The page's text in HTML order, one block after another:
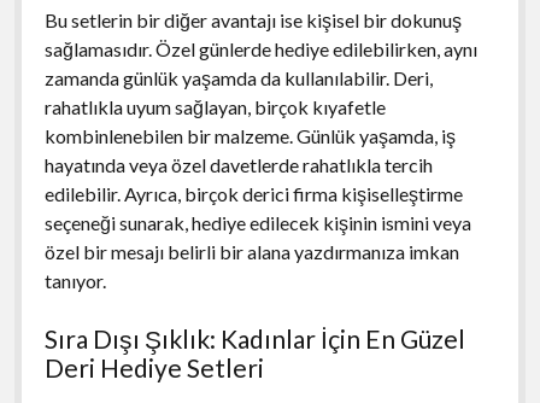
Bu setlerin bir diğer avantajı ise kişisel bir dokunuş
sağlamasıdır. Özel günlerde hediye edilebilirken, aynı
zamanda günlük yaşamda da kullanılabilir. Deri,
rahatlıkla uyum sağlayan, birçok kıyafetle
kombinlenebilen bir malzeme. Günlük yaşamda, iş
hayatında veya özel davetlerde rahatlıkla tercih
edilebilir. Ayrıca, birçok derici firma kişiselleştirme
seçeneği sunarak, hediye edilecek kişinin ismini veya
özel bir mesajı belirli bir alana yazdırmanıza imkan
tanıyor.
Sıra Dışı Şıklık: Kadınlar İçin En Güzel
Deri Hediye Setleri